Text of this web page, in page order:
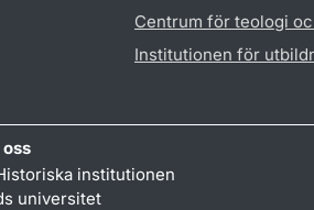
Centrum för teologi
Institutionen för
institutionen
universitet